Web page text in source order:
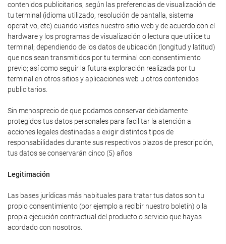
contenidos publicitarios, según las preferencias de visualización de
tu terminal (idioma utilizado, resolución de pantalla, sistema
operativo, etc) cuando visites nuestro sitio web y de acuerdo con el
hardware y los programas de visualización o lectura que utilice tu
terminal; dependiendo de los datos de ubicación (longitud y latitud)
que nos sean transmitidos por tu terminal con consentimiento
previo; así como seguir la futura exploración realizada por tu
terminal en otros sitios y aplicaciones web u otros contenidos
publicitarios.
Sin menosprecio de que podamos conservar debidamente
protegidos tus datos personales para facilitar la atención a
acciones legales destinadas a exigir distintos tipos de
responsabilidades durante sus respectivos plazos de prescripción,
tus datos se conservarán cinco (5) años
Legitimación
Las bases jurídicas más habituales para tratar tus datos son tu
propio consentimiento (por ejemplo a recibir nuestro boletín) o la
propia ejecución contractual del producto o servicio que hayas
acordado con nosotros.